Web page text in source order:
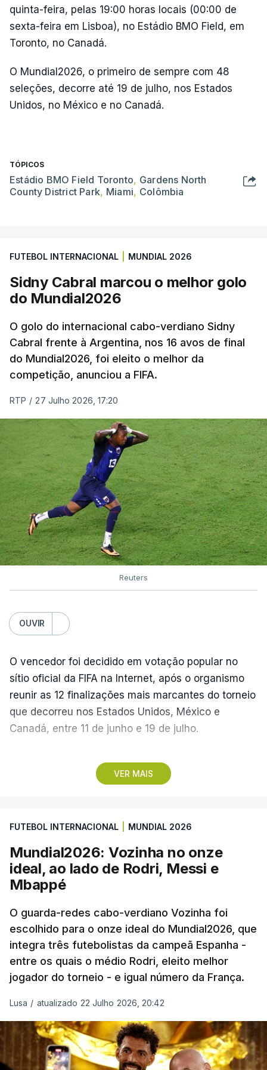
quinta-feira, pelas 19:00 horas locais (00:00 de
sexta-feira em Lisboa), no Estádio BMO Field, em
Toronto, no Canadá.
O Mundial2026, o primeiro de sempre com 48
seleções, decorre até 19 de julho, nos Estados
Unidos, no México e no Canadá.
TÓPICOS
Estádio BMO Field Toronto, Gardens North
County District Park, Miami, Colômbia
FUTEBOL INTERNACIONAL MUNDIAL 2026
Sidny Cabral marcou o melhor golo
do Mundial2026
O golo do internacional cabo-verdiano Sidny
Cabral frente à Argentina, nos 16 avos de final
do Mundial2026, foi eleito o melhor da
competição, anunciou a FIFA.
RTP / 27 Julho 2026, 17:20
Reuters
OUVIR
VER MAIS
O vencedor foi decidido em votação popular no
sítio oficial da FIFA na Internet, após o organismo
reunir as 12 finalizações mais marcantes do torneio
que decorreu nos Estados Unidos, México e
Canadá, entre 11 de junho e 19 de julho.
Lopes Cabral conquistou o prémio graças ao
remate de pé direito que colocou a bola no ângulo
“Foi simplesmente surreal”, disse à FIFA o jogador
dos turcos do Trabzonspor, recordando o momento
que fez Cabo Verde sonhar alto na sua primeira
participação numa fase final de um Mundial.
O ex-lateral do Benfica considerou que o galardão
“é um enorme orgulho e um reconhecimento que
qualquer jogador gostaria de ter”.
competição”, afirmou o futebolista, de 23 anos.
À FIFA, o internacional cabo-verdiano, que nasceu
FUTEBOL INTERNACIONAL MUNDIAL 2026
Mundial2026: Vozinha no onze
ideal, ao lado de Rodri, Messi e
Mbappé
O guarda-redes cabo-verdiano Vozinha foi
escolhido para o onze ideal do Mundial2026, que
integra três futebolistas da campeã Espanha -
entre os quais o médio Rodri, eleito melhor
jogador do torneio - e igual número da França.
Lusa / atualizado 22 Julho 2026, 20:42